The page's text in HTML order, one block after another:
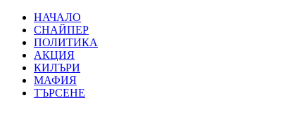
НАЧАЛО
СНАЙПЕР
ПОЛИТИКА
АКЦИЯ
КИЛЪРИ
МАФИЯ
ТЪРСЕНЕ